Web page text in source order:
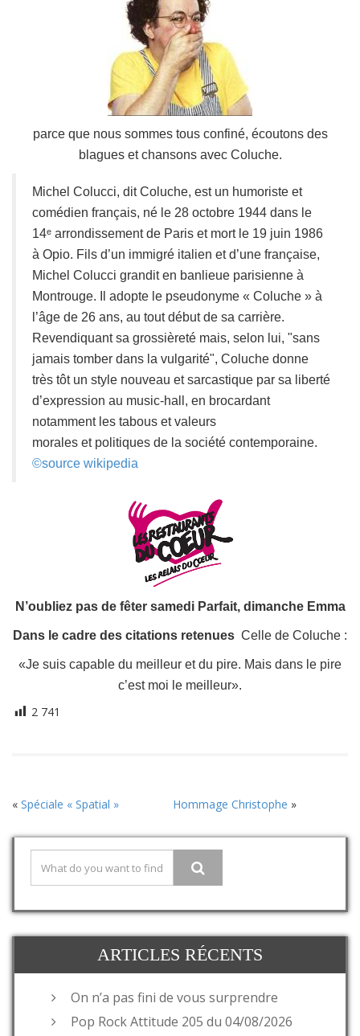
parce que nous sommes tous confiné, écoutons des
blagues et chansons avec Coluche.
Michel Colucci, dit Coluche, est un humoriste et
comédien français, né le 28 octobre 1944 dans le
14ᵉ arrondissement de Paris et mort le 19 juin 1986
à Opio. Fils d’un immigré italien et d’une française,
Michel Colucci grandit en banlieue parisienne à
Montrouge. Il adopte le pseudonyme « Coluche » à
l’âge de 26 ans, au tout début de sa carrière.
Revendiquant sa grossièreté mais, selon lui,
sans
jamais tomber dans la vulgarité , Coluche donne
très tôt un style nouveau et sarcastique par sa liberté
d’expression au music-hall, en brocardant
notamment les tabous et valeurs
morales et politiques de la société contemporaine.
©source wikipedia
N’oubliez pas de fêter samedi Parfait, dimanche Emma
Dans le cadre des citations retenues Celle de Coluche :
«Je suis capable du meilleur et du pire. Mais dans le pire
c’est moi le meilleur».
2 741
« Spéciale « Spatial » Hommage Christophe »
ARTICLES RÉCENTS
On n’a pas fini de vous surprendre
Pop Rock Attitude 205 du 04/08/2026